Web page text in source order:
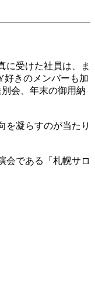
に受けた社員は、ま
好きのメンバーも加
会、年末の御用納
を凝らすのが当たり
会である「札幌サロ